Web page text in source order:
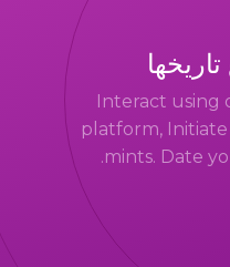
Interact using
platform,
mints. Date